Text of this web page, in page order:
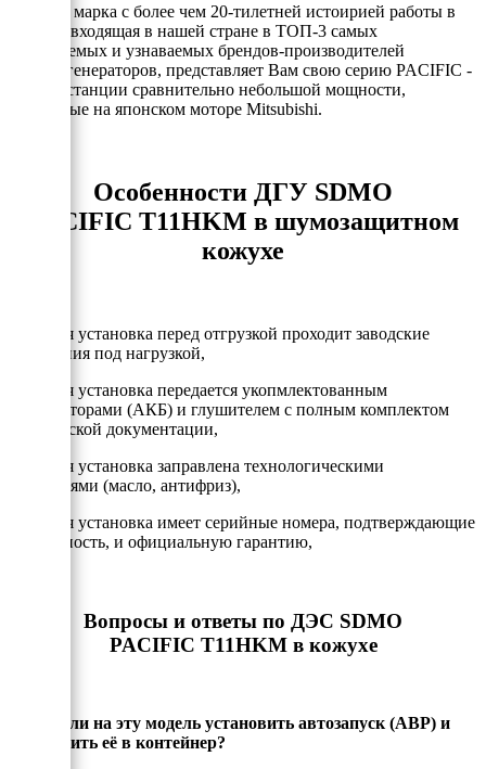
SDMO - марка с более чем 20-тилетней истоирией работы в
России, входящая в нашей стране в ТОП-3 самых
продаваемых и узнаваемых брендов-производителей
электрогенераторов, представляет Вам свою серию PACIFIC -
электростанции сравнительно небольшой мощности,
собранные на японском моторе Mitsubishi.
Особенности ДГУ SDMO
PACIFIC T11HKM в шумозащитном
кожухе
- Каждая установка перед отгрузкой проходит заводские
испытания под нагрузкой,
- Каждая установка передается укопмлектованным
аккумулторами (АКБ) и глушителем с полным комплектом
технической документации,
- Каждая установка заправлена технологическими
жидкостями (масло, антифриз),
- Каждая установка имеет серийные номера, подтверждающие
подлинность, и официальную гарантию,
Вопросы и ответы по ДЭС SDMO
PACIFIC T11HKM в кожухе
Можно ли на эту модель установить автозапуск (АВР) и
установить её в контейнер?